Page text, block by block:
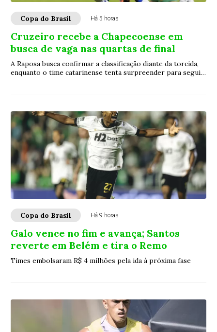
Copa do Brasil Há 5 horas
Cruzeiro recebe a Chapecoense em
busca de vaga nas quartas de final
A Raposa busca confirmar a classificação diante da torcida,
enquanto o time catarinense tenta surpreender para seguir
Copa do Brasil Há 9 horas
Galo vence no fim e avança; Santos
reverte em Belém e tira o Remo
Times embolsaram R$ 4 milhões pela ida à próxima fase